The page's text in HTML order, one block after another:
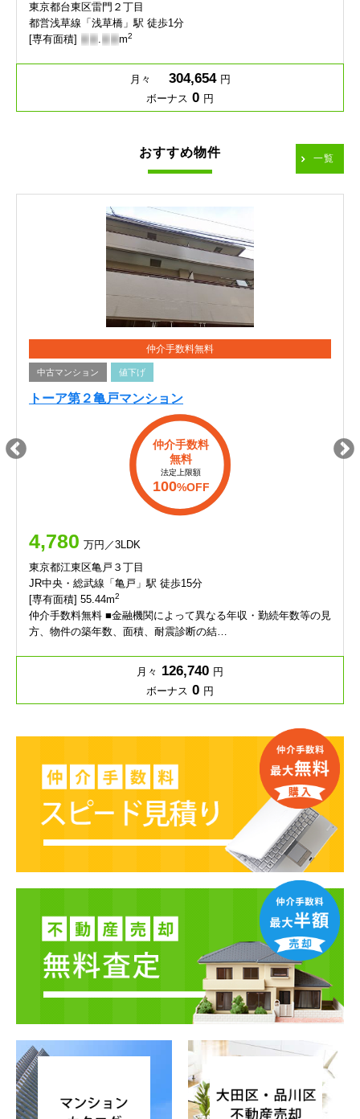
東京都台東区雷門２丁目
都営浅草線「浅草橋」駅 徒歩1分
[専有面積] - - .- - m2
月々 304,654 円
ボーナス 0 円
おすすめ物件 一覧
仲介手数料無料
中古マンション 値下げ
トーア第２亀戸マンション
仲介手数料
無料
法定上限額
100%OFF
4,780 万円／3LDK
東京都江東区亀戸３丁目
JR中央・総武線「亀戸」駅 徒歩15分
[専有面積] 55.44m2
仲介手数料無料 ■金融機関によって異なる年収・勤続年数等の見
方、物件の築年数、面積、耐震診断の結…
月々 126,740 円
ボーナス 0 円